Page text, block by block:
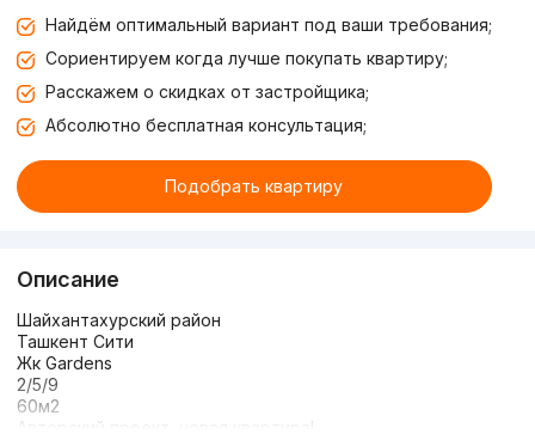
Найдём оптимальный вариант под ваши требования;
Сориентируем когда лучше покупать квартиру;
Расскажем о скидках от застройщика;
Абсолютно бесплатная консультация;
Подобрать квартиру
Описание
Шайхантахурский район
Ташкент Сити
Жк Gardens
2/5/9
60м2
Авторский проект, новая квартира!